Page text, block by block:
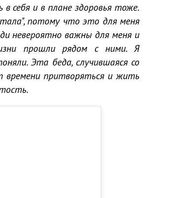
себя и в плане здоровья тоже.
потому что это для меня
невероятно важны для меня и
прошли рядом с ними. Я
Эта беда, случившаяся со
времени притворяться и жить